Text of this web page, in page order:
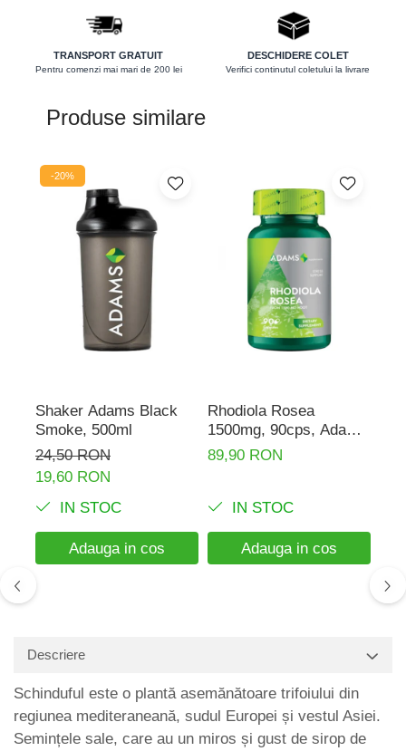
Protector hepatic
Renale
Sistemul circulator
Sistemul nervos
Sistemul osos
Tulburari hormonale
TRANSPORT GRATUIT
Pentru comenzi mai mari de 200 lei
DESCHIDERE COLET
Verifici continutul coletului la livrare
Produse similare
-20%
Shaker Adams Black
Smoke, 500ml
24,50 RON
19,60 RON
IN STOC
Adauga in cos
Rhodiola Rosea
1500mg, 90cps, Adams
Supplements
89,90 RON
IN STOC
Adauga in cos
Descriere
Schinduful este o plantă asemănătoare trifoiului din
regiunea mediteraneană, sudul Europei și vestul Asiei.
Semințele sale, care au un miros și gust de sirop de